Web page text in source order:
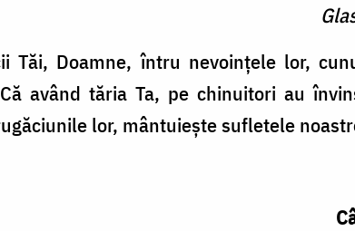
Tăi, Doamne, întru nevoinţele lor,
având tăria Ta, pe chinuitori au
lor, mântuieşte sufletele